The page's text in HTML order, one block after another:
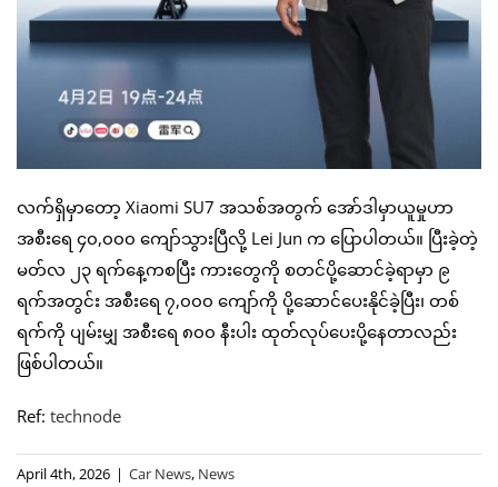
လက်ရှိမှာတော့ Xiaomi SU7 အသစ်အတွက် အော်ဒါမှာယူမှုဟာ
အစီးရေ ၄၀,၀၀၀ ကျော်သွားပြီလို့ Lei Jun က ပြောပါတယ်။ ပြီးခဲ့တဲ့
မတ်လ ၂၃ ရက်နေ့ကစပြီး ကားတွေကို စတင်ပို့ဆောင်ခဲ့ရာမှာ ၉
ရက်အတွင်း အစီးရေ ၇,၀၀၀ ကျော်ကို ပို့ဆောင်ပေးနိုင်ခဲ့ပြီး၊ တစ်
ရက်ကို ပျမ်းမျှ အစီးရေ ၈၀၀ နီးပါး ထုတ်လုပ်ပေးပို့နေတာလည်း
ဖြစ်ပါတယ်။
Ref: technode
April 4th, 2026 | Car News, News